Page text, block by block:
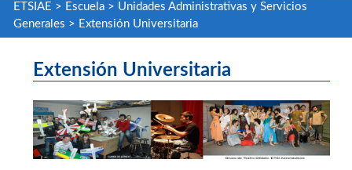
ETSIAE > Escuela> Unidades Administrativas y Servicios
Generales > Extensión Universitaria
Extensión Universitaria